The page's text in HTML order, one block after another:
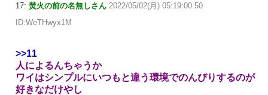
17: 焚火の前の名無しさん 2022/05/02(月) 05:19:00.50
ID:WeTHwyx1M
>>11
人によるんちゃうか
ワイはシンプルにいつもと違う環境でのんびりするのが
好きなだけやし